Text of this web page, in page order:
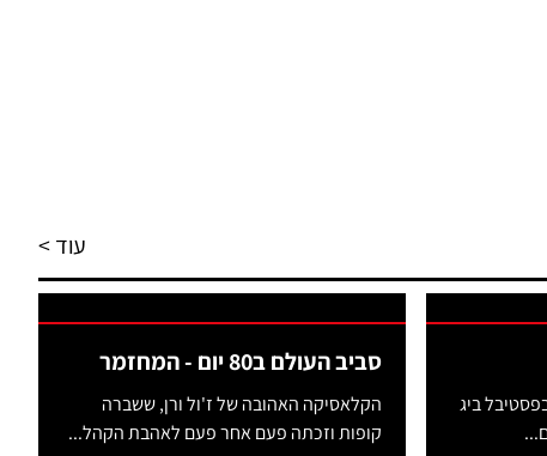
עוד >
ביג
סביב העולם ב80 יום - המחזמר
הקלאסיקה האהובה של ז'ול ורן, ששברה
קופות וזכתה פעם אחר פעם לאהבת הקהל...